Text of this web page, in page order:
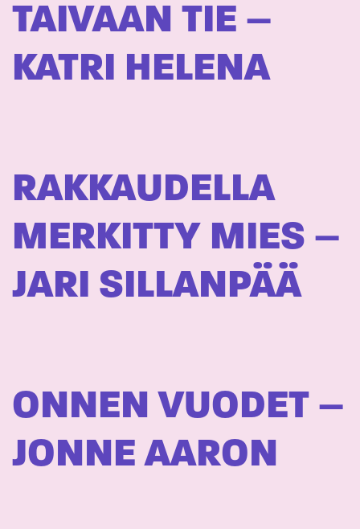
TAIVAAN TIE –
KATRI HELENA
RAKKAUDELLA
MERKITTY MIES –
JARI SILLANPÄÄ
ONNEN VUODET –
JONNE AARON